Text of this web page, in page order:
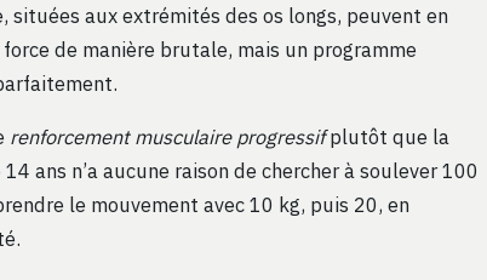
situées aux extrémités des os longs, peuvent en
de manière brutale, mais un programme
renforcement musculaire progressifplutôt que la
ans n’a aucune raison de chercher à soulever 100
le mouvement avec 10 kg, puis 20, en